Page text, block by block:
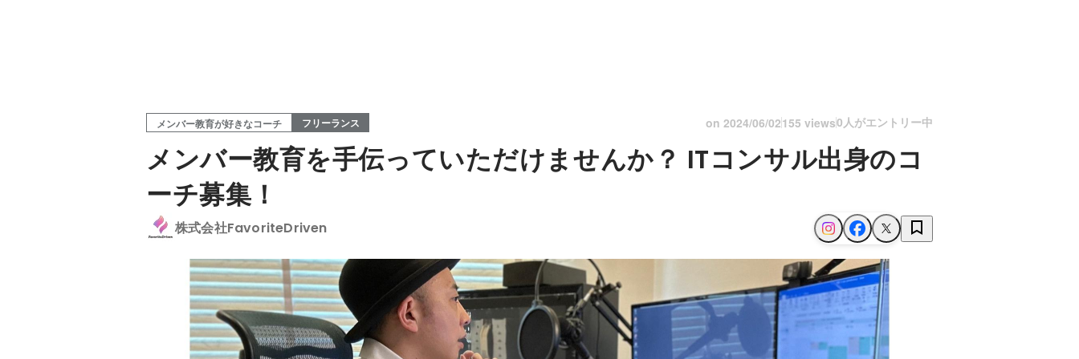
メンバー教育が好きなコーチ フリーランス on 2024/06/02155 views0人がエントリー中
メンバー教育を手伝っていただけませんか？ ITコンサル出身のコ
ーチ募集！
株式会社FavoriteDriven